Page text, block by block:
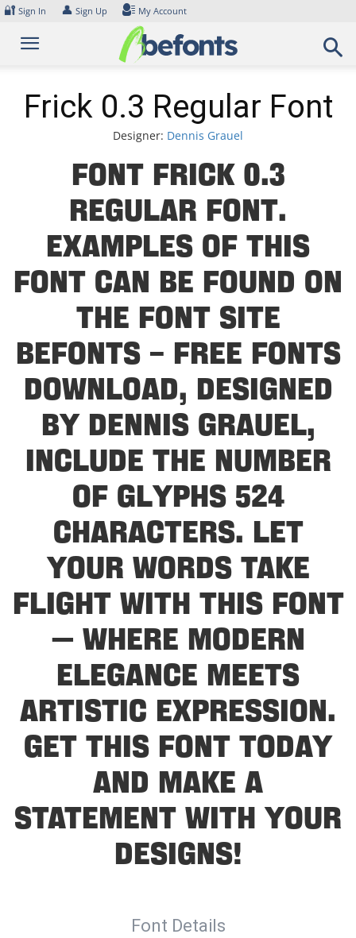
Skip
content
🔐 Sign In 👤 Sign Up My Account
Frick 0.3 Regular Font
Designer: Dennis Grauel
Font Frick 0.3
Regular Font.
Examples of this
font can be found on
the font site
Befonts – Free Fonts
Download, designed
by Dennis Grauel,
include the number
of glyphs 524
characters. Let
your words take
flight with this font
— where modern
elegance meets
artistic expression.
Get this font today
and make a
statement with your
designs!
Font Details